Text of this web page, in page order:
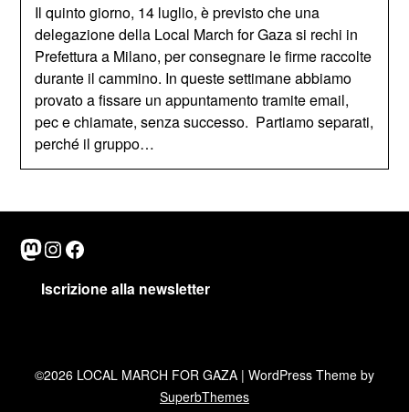
Il quinto giorno, 14 luglio, è previsto che una
delegazione della Local March for Gaza si rechi in
Prefettura a Milano, per consegnare le firme raccolte
durante il cammino. In queste settimane abbiamo
provato a fissare un appuntamento tramite email,
pec e chiamate, senza successo. Partiamo separati,
perché il gruppo…
Mastodon
Instagram
Facebook
Iscrizione alla newsletter
©2026 LOCAL MARCH FOR GAZA | WordPress Theme by
SuperbThemes